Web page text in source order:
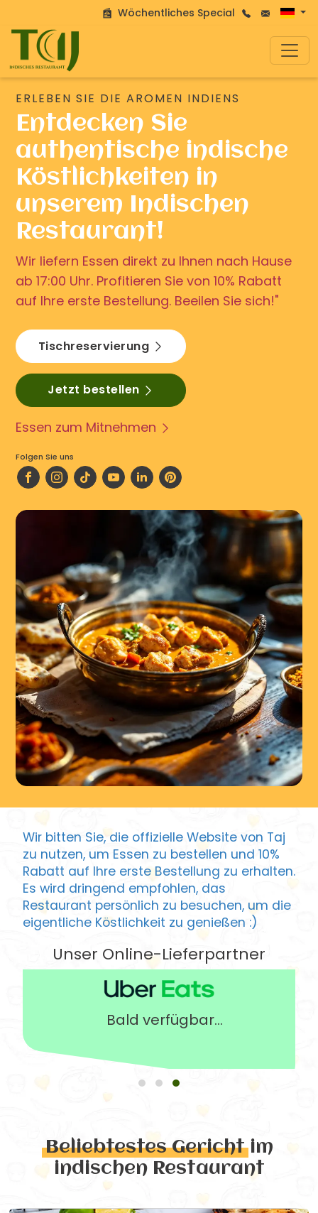
Wöchentliches Special
ERLEBEN SIE DIE AROMEN INDIENS
Entdecken Sie
authentische indische
Köstlichkeiten in
unserem Indischen
Restaurant!
Wir liefern Essen direkt zu Ihnen nach Hause
ab 17:00 Uhr. Profitieren Sie von 10% Rabatt
auf Ihre erste Bestellung. Beeilen Sie sich!"
Tischreservierung
Jetzt bestellen
Essen zum Mitnehmen
Folgen Sie uns
Wir bitten Sie, die offizielle Website von Taj
zu nutzen, um Essen zu bestellen und 10%
Rabatt auf Ihre erste Bestellung zu erhalten.
Es wird dringend empfohlen, das
Restaurant persönlich zu besuchen, um die
eigentliche Köstlichkeit zu genießen :)
Unser Online-Lieferpartner
Bald verfügbar...
Beliebtestes Gerichtim
indischen Restaurant